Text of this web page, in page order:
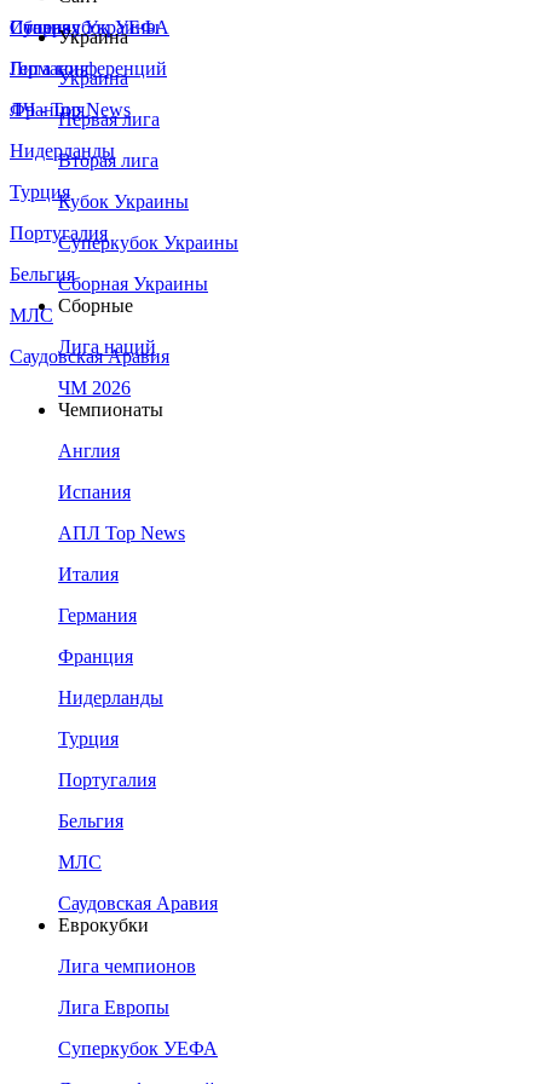
Сборная Украины
Италия
Германия
Франция
Нидерланды
Турция
Португалия
Бельгия
МЛС
Саудовская Аравия
Суперкубок УЕФА
Лига конференций
ЛЧ - Top News
Украина
Украина
Первая лига
Вторая лига
Кубок Украины
Суперкубок Украины
Сборная Украины
Сборные
Лига наций
ЧМ 2026
Чемпионаты
Англия
Испания
АПЛ Top News
Италия
Германия
Франция
Нидерланды
Турция
Португалия
Бельгия
МЛС
Саудовская Аравия
Еврокубки
Лига чемпионов
Лига Европы
Суперкубок УЕФА